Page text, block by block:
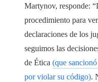
Martynov, responde:
procedimiento para
declaraciones de los
seguimos las
de Ética (que
por violar su código).